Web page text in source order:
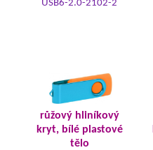
USB6-2.0-2102-2
růžový hliníkový
kryt, bílé plastové
tělo